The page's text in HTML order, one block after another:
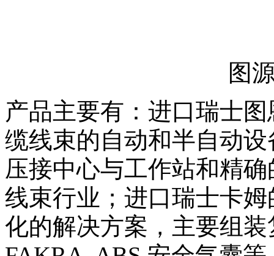
图
产品主要有：进口瑞士
缆线束的自动和半自动
压接中心与工作站和精
线束行业；进口瑞士卡
化的解决方案，主要组装